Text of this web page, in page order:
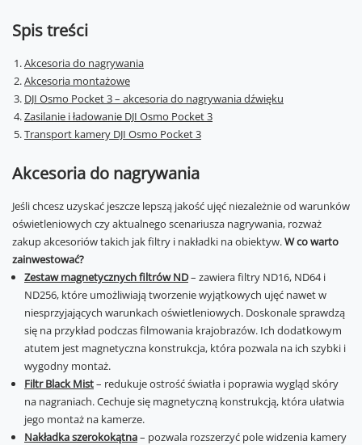
Spis treści
Akcesoria do nagrywania
Akcesoria montażowe
DJI Osmo Pocket 3 – akcesoria do nagrywania dźwięku
Zasilanie i ładowanie DJI Osmo Pocket 3
Transport kamery DJI Osmo Pocket 3
Akcesoria do nagrywania
Jeśli chcesz uzyskać jeszcze lepszą jakość ujęć niezależnie od warunków
oświetleniowych czy aktualnego scenariusza nagrywania, rozważ
zakup akcesoriów takich jak filtry i nakładki na obiektyw.W co warto
zainwestować?
Zestaw magnetycznych filtrów ND– zawiera filtry ND16, ND64 i
ND256, które umożliwiają tworzenie wyjątkowych ujęć nawet w
niesprzyjających warunkach oświetleniowych. Doskonale sprawdzą
się na przykład podczas filmowania krajobrazów. Ich dodatkowym
atutem jest magnetyczna konstrukcja, która pozwala na ich szybki i
wygodny montaż.
Filtr Black Mist– redukuje ostrość światła i poprawia wygląd skóry
na nagraniach. Cechuje się magnetyczną konstrukcją, która ułatwia
jego montaż na kamerze.
Nakładka szerokokątna– pozwala rozszerzyć pole widzenia kamery